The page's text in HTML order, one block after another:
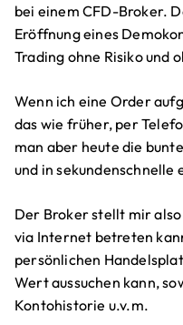
bei einem CFD-Broker.
Eröffnung eines
Trading ohne Risiko und
Wenn ich eine Order
das wie früher, per
man aber heute die
und in sekundenschnelle
Der Broker stellt mir
via Internet betreten
persönlichen
Wert aussuchen kann,
Kontohistorie u.v.m.